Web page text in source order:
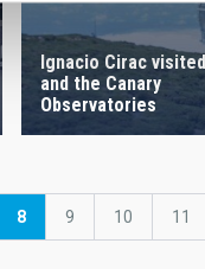
Ignacio Cirac
and the Canary
Observatories
Current
8 Page
9 Page
10 Page
11